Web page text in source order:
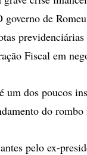
de
Fiscal em
dos poucos
do rombo
pelo ex-